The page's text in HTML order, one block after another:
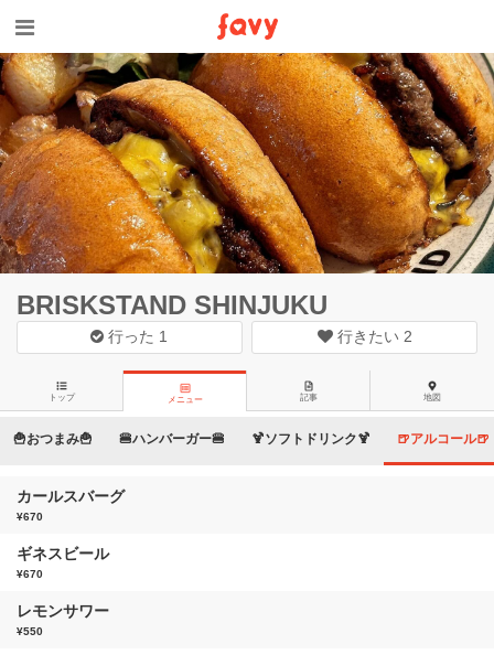
BRISKSTAND SHINJUKU
行った 1 行きたい 2
トップ メニュー 記事 地図
🍟おつまみ🍟 🍔ハンバーガー🍔 🍹ソフトドリンク🍹 🍺アルコール🍺
カールスバーグ
¥670
ギネスビール
¥670
レモンサワー
¥550